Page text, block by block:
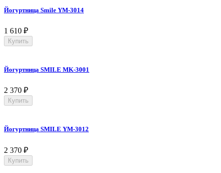
Йогуртница Smile YM-3014
1 610 ₽
Купить
Йогуртница SMILE MK-3001
2 370 ₽
Купить
Йогуртница SMILE YM-3012
2 370 ₽
Купить